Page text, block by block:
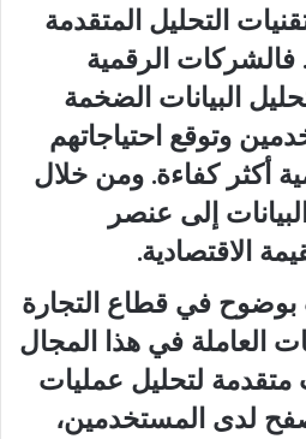
التحليل المتقدمة
فالشركات الرقمية
البيانات الضخمة
وتوقع احتياجاتهم
أكثر كفاءة. ومن خلال
إلى عنصر
الاقتصادية.
بوضوح في قطاع التجارة
العاملة في هذا المجال
لتحليل عمليات
لدى المستخدمين،